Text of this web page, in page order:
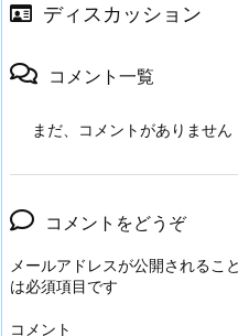
ディスカッション
コメント一覧
まだ、コメントがありません
コメントをどうぞ
メールアドレスが公開されるこ
は必須項目です
コメント